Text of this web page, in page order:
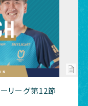
リーグ第12節